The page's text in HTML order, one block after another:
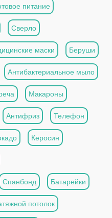
питание
Сверло
маски Беруши
Антибактериальное мыло
Макароны
Антифриз Телефон
Керосин
Спанбонд Батарейки
потолок